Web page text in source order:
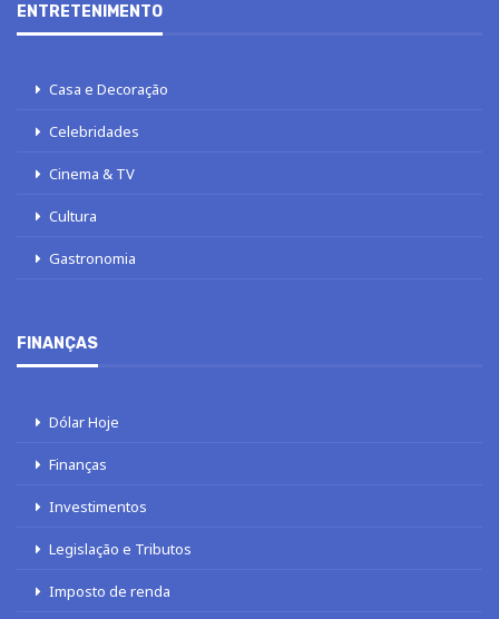
ENTRETENIMENTO
Casa e Decoração
Celebridades
Cinema & TV
Cultura
Gastronomia
FINANÇAS
Dólar Hoje
Finanças
Investimentos
Legislação e Tributos
Imposto de renda